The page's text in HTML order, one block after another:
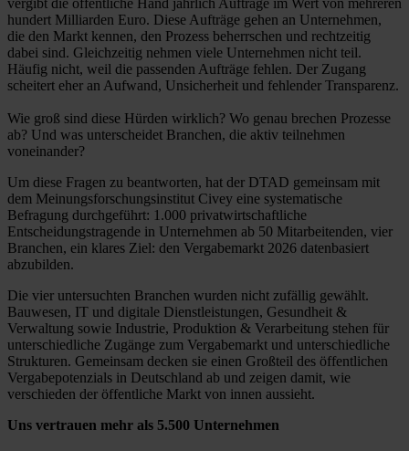
vergibt die öffentliche Hand jährlich Aufträge im Wert von mehreren
hundert Milliarden Euro. Diese Aufträge gehen an Unternehmen,
die den Markt kennen, den Prozess beherrschen und rechtzeitig
dabei sind. Gleichzeitig nehmen viele Unternehmen nicht teil.
Häufig nicht, weil die passenden Aufträge fehlen. Der Zugang
scheitert eher an Aufwand, Unsicherheit und fehlender Transparenz.
Wie groß sind diese Hürden wirklich? Wo genau brechen Prozesse
ab? Und was unterscheidet Branchen, die aktiv teilnehmen
voneinander?
Um diese Fragen zu beantworten, hat der DTAD gemeinsam mit
dem Meinungsforschungsinstitut Civey eine systematische
Befragung durchgeführt: 1.000 privatwirtschaftliche
Entscheidungstragende in Unternehmen ab 50 Mitarbeitenden, vier
Branchen, ein klares Ziel: den Vergabemarkt 2026 datenbasiert
abzubilden.
Die vier untersuchten Branchen wurden nicht zufällig gewählt.
Bauwesen, IT und digitale Dienstleistungen, Gesundheit &
Verwaltung sowie Industrie, Produktion & Verarbeitung stehen für
unterschiedliche Zugänge zum Vergabemarkt und unterschiedliche
Strukturen. Gemeinsam decken sie einen Großteil des öffentlichen
Vergabepotenzials in Deutschland ab und zeigen damit, wie
verschieden der öffentliche Markt von innen aussieht.
Uns vertrauen mehr als 5.500 Unternehmen